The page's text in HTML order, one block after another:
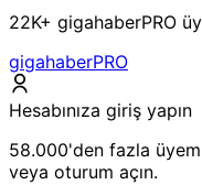
22K+ gigahaberPRO
gigahaberPRO
Hesabınıza giriş yapın
58.000'den fazla
veya oturum açın.